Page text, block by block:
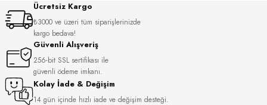
Ücretsiz Kargo
₺3000 ve üzeri tüm siparişlerinizde
kargo bedava!
Güvenli Alışveriş
256-bit SSL sertifikası ile
güvenli ödeme imkanı.
Kolay İade & Değişim
14 gün içinde hızlı iade ve değişim desteği.